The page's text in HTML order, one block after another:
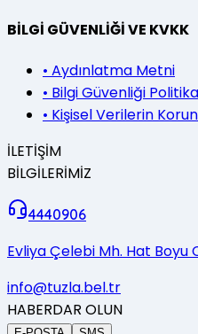
BİLGİ GÜVENLİĞİ VE KVKK
• Aydınlatma Metni
• Bilgi Güvenliği
• Kişisel Verilerin
İLETİŞİM
BİLGİLERİMİZ
4440906
Evliya Çelebi Mh. Hat Boyu
info@tuzla.bel.tr
HABERDAR OLUN